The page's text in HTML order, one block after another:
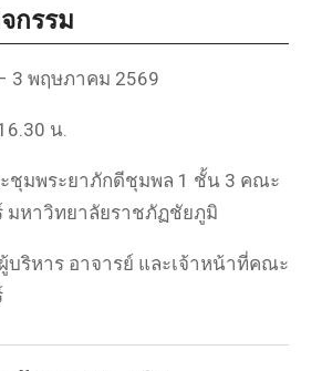
กรรม
3 พฤษภาคม 2569
น.
ชุมพระยาภักดีชุมพล 1 ชั้น 3 คณะ
มหาวิทยาลัยราชภัฏชัยภูมิ
ผู้บริหาร อาจารย์ และเจ้าหน้าที่คณะ